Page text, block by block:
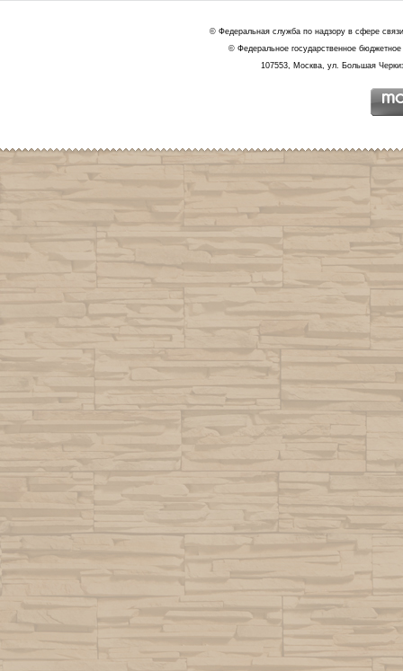
© Федеральная служба по надзору в сфере
© Федеральное государственное
107553, Москва, ул. Большая